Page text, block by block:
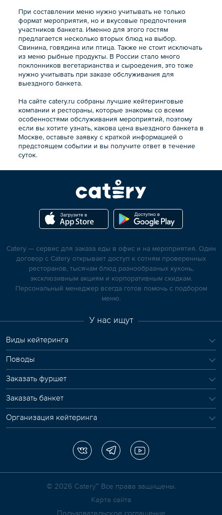
При составлении меню нужно учитывать не только
формат мероприятия, но и вкусовые предпочтения
участников банкета. Именно для этого гостям
предлагается несколько вторых блюд на выбор.
Свинина, говядина или птица. Также не стоит исключать
из меню рыбные продукты. В России стало много
поклонников вегетарианства и сыроедения, это тоже
нужно учитывать при заказе обслуживания для
выездного банкета.
На сайте catery.ru собраны лучшие кейтеринговые
компании и рестораны, которые знакомы со всеми
особенностями обслуживания мероприятий, поэтому
если вы хотите узнать, какова цена выездного банкета в
Москве, оставьте заявку с краткой информацией о
предстоящем событии и вы получите ответ в течение
суток.
Catery — сервис для заказа еды в офис и на мероприятия. Один
договор с Catery открывает доступ к сотням проверенных
ресторанов, тысячам блюд разнообразных кухонь,
эксклюзивным акциям и корпоративным скидкам.
Персональный менеджер всегда готов помочь с подбором
меню.
У нас ищут
Виды кейтеринга
Поводы
Заказать фуршет
Заказать банкет
Организация кейтеринга
© 2026 Сatery™ Все права защищены.
Карта сайта
Пользовательское соглашение